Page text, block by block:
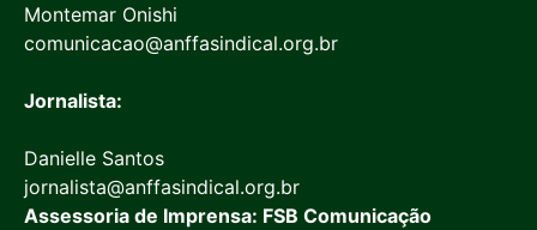
Montemar Onishi
comunicacao@anffasindical.org.br
Jornalista:
Danielle Santos
jornalista@anffasindical.org.br
Assessoria de Imprensa: FSB Comunicação